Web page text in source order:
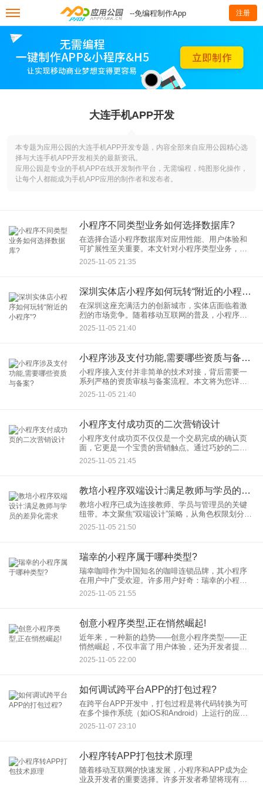
--免编程制作App 注册
大连手机APP开发
本专题为应用公园的大连手机APP开发专题，内容全部来自应用公园精心选
择与大连手机APP开发相关的最新资讯。
应用公园是专业的手机APP在线开发制作平台，无需编程，纯图形化操作，
让每个人都能成为手机APP应用的制作者和发布者。
小程序不同类型业务如何选择数据库?
在选择合适小程序数据库对应用性能、用户体验和
可扩展性至关重要。本文针对小程序类型业务，探
讨如何根据业务需求选择数据库，帮助开发者做出
2025-11-05 21:35
深圳实体店小程序如何玩转“附近的小程序”?
在深圳这座充满活力的创新城市，实体店面临着激
烈的市场竞争。随着移动互联网的普及，小程序成
为实体店拓展客流的重要工具。特别是“附近的小程
序”功能，为本地商家提供了精准引流的机会。本文
2025-11-05 21:40
小程序涉及支付功能,需要哪些资质与备案?
小程序接入支付并非简单的技术对接，背后需要一
系列严格的资质审核与备案流程。本文将为您详细
解析，开通小程序支付功能，到底需要哪些资质，
2025-11-05 21:40
小程序支付成功页的二次营销设计
小程序支付成功页不仅仅是一个交易完成的确认页
面，它更是一个宝贵的营销触点。通过巧妙的二次
营销设计，企业可以有效提升用户忠诚度、促进复
购率，并最大化客户生命周期价值。本文将探讨如
2025-11-05 21:45
教培小程序双端设计:满足教师与学员的差异化需求
教培小程序已成为连接教师、学员与管理员的关键
纽带。本文聚焦“双端设计”策略，从角色权限划分、
功能模块定制到交互体验优化，解析如何通过小程
序设计实现教师端与学员端的高效协同，助力教培
2025-11-05 21:50
瑞幸的小程序属于哪种类型?
瑞幸咖啡作为中国知名的咖啡连锁品牌，其小程序
在用户中广受欢迎。许多用户好奇：瑞幸的小程序
属于哪种类型？本文将通过分析瑞幸小程序的功能
和结构，探讨其类型归属，并插入关键词“瑞幸小程
2025-11-05 21:55
创意小程序类型,正在悄然崛起!
近年来，一种新的趋势——创意小程序类型——正
悄然崛起，不仅丰富了用户体验，还为开发者提供
了无限的创新空间。本文将探讨创意小程序类型的
定义、兴起原因、实际案例以及未来前景，帮助读
2025-11-05 22:00
如何调试跨平台APP的打包过程?
在跨平台APP开发中，打包过程是将代码转换为可
在多个操作系统（如iOS和Android）上运行的应用
程序的关键步骤。然而，由于不同平台的差异和配
置复杂性，开发者常常会遇到各种问题。本文将详
2025-11-07 23:10
小程序转APP打包技术原理
随着移动互联网的快速发展，小程序和APP成为企
业及开发者的重要选择。许多开发者希望将现有小